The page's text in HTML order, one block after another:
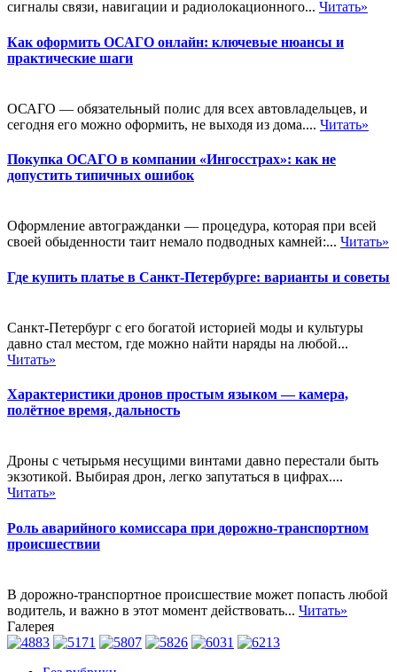
сигналы связи, навигации и радиолокационного... Читать»
Как оформить ОСАГО онлайн: ключевые нюансы и
практические шаги
ОСАГО — обязательный полис для всех автовладельцев, и
сегодня его можно оформить, не выходя из дома.... Читать»
Покупка ОСАГО в компании «Ингосстрах»: как не
допустить типичных ошибок
Оформление автогражданки — процедура, которая при всей
своей обыденности таит немало подводных камней:... Читать»
Где купить платье в Санкт-Петербурге: варианты и советы
Санкт-Петербург с его богатой историей моды и культуры
давно стал местом, где можно найти наряды на любой...
Читать»
Характеристики дронов простым языком — камера,
полётное время, дальность
Дроны с четырьмя несущими винтами давно перестали быть
экзотикой. Выбирая дрон, легко запутаться в цифрах....
Читать»
Роль аварийного комиссара при дорожно-транспортном
происшествии
В дорожно-транспортное происшествие может попасть любой
водитель, и важно в этот момент действовать... Читать»
Галерея